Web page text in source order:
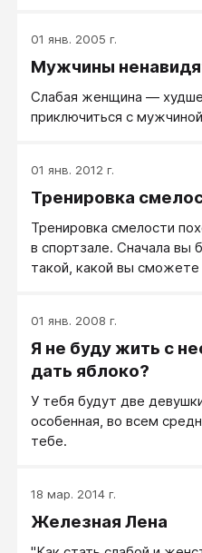
данная субъективность
личном взгляде, а о
01 янв. 2005 г.
Мужчины
Слабая женщина —
приключиться с
01 янв. 2012 г.
Тренировка
Тренировка смелости
в спортзале. Сначала вы
такой, какой вы
страхом. Сначала вы
маленького страха,
сильному.
01 янв. 2008 г.
Я не буду жить с
дать яблоко?
У тебя будут две
особенная, во всем
тебе.
18 мар. 2014 г.
Железная Лена